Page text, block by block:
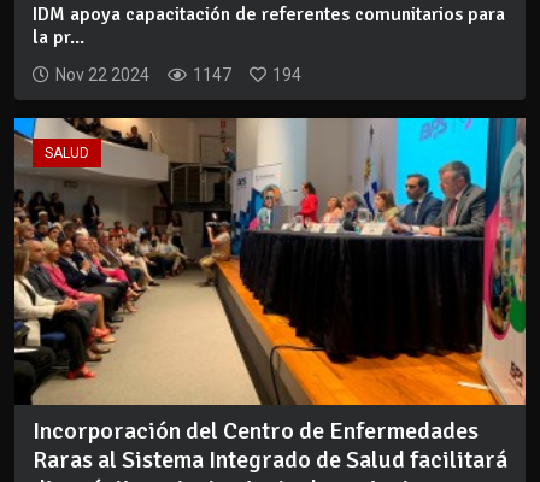
IDM apoya capacitación de referentes comunitarios para
la pr...
Nov 22 2024 1147 194
SALUD
Incorporación del Centro de Enfermedades
Raras al Sistema Integrado de Salud facilitará